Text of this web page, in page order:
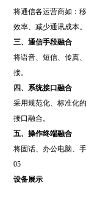
将通信各运营商如：
效率、减少通讯成本。
三、通信手段融合
将语音、短信、传真
接。
四、系统接口融合
采用规范化、标准化
接口融合。
五、操作终端融合
将固话、办公电脑、
05
设备展示